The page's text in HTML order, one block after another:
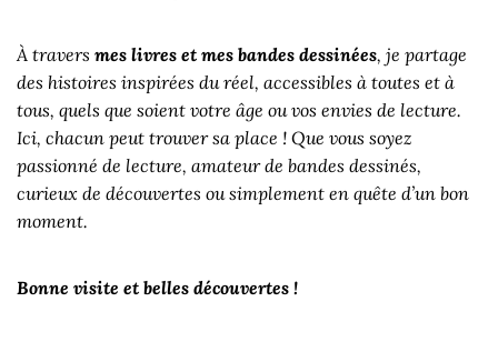
À travers mes livres et mes bandes dessinées, je partage
des histoires inspirées du réel, accessibles à toutes et à
tous, quels que soient votre âge ou vos envies de lecture.
Ici, chacun peut trouver sa place ! Que vous soyez
passionné de lecture, amateur de bandes dessinés,
curieux de découvertes ou simplement en quête d’un bon
moment.
Bonne visite et belles découvertes !